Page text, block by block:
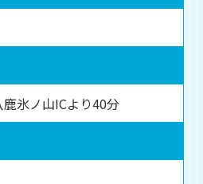
氷ノ山ICより40分